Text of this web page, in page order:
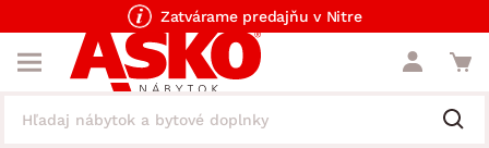
Zatvárame predajňu v Nitre